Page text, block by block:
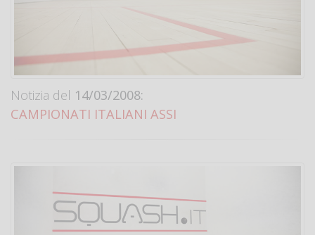
Notizia del 14/03/2008:
CAMPIONATI ITALIANI ASSI